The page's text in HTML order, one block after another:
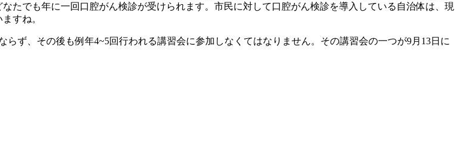
たでも年に一回口腔がん検診が受けられます。市民に対して口腔がん検診を導入している自治体は、現
すね。
らず、その後も例年4~5回行われる講習会に参加しなくてはなりません。その講習会の一つが9月 13日に